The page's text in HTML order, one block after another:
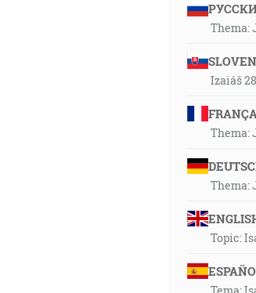
Thema:
Izaiáš
Thema:
Thema:
Topic: